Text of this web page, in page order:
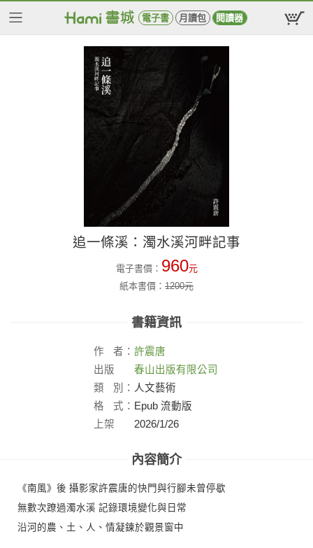
電子書 月讀包 閱讀器
追一條溪：濁水溪河畔記事
電子書價： 960元
紙本書價： 1200元
書籍資訊
作 者： 許震唐
出版
社：
春山出版有限公司
類
別： 人文藝術
格
式： Epub 流動版
上架
2026/1/26
內容簡介
《南風》後 攝影家許震唐的快門與行腳未曾停歇
無數次蹽過濁水溪 記錄環境變化與日常
沿河的農、土、人、情凝鍊於觀景窗中